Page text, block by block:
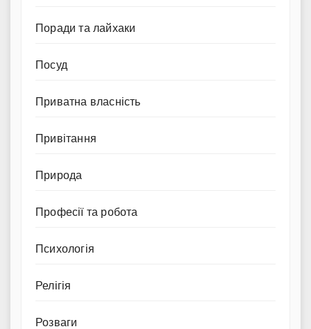
Поради та лайхаки
Посуд
Приватна власність
Привітання
Природа
Професії та робота
Психологія
Релігія
Розваги